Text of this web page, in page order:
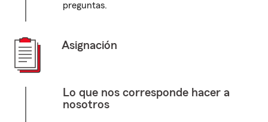
preguntas.
Asignación
Lo que nos corresponde hacer a
nosotros